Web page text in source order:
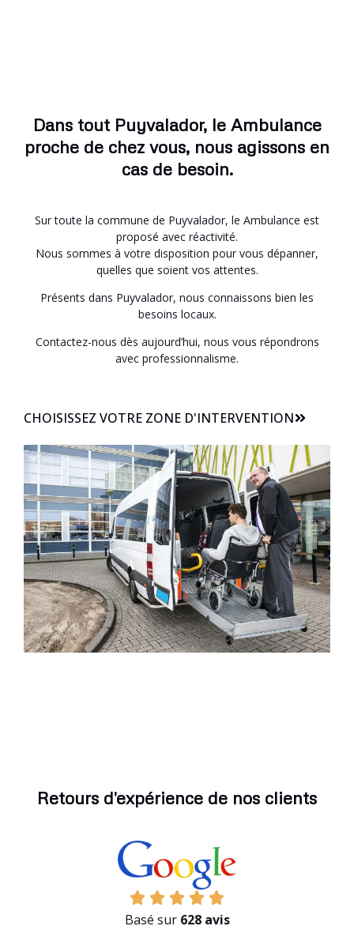
Dans tout Puyvalador, le Ambulance
proche de chez vous, nous agissons en
cas de besoin.
Sur toute la commune de Puyvalador, le Ambulance est
proposé avec réactivité.
Nous sommes à votre disposition pour vous dépanner,
quelles que soient vos attentes.
Présents dans Puyvalador, nous connaissons bien les
besoins locaux.
Contactez-nous dès aujourd’hui, nous vous répondrons
avec professionnalisme.
CHOISISSEZ VOTRE ZONE D'INTERVENTION
Retours d'expérience de nos clients
Basé sur 628 avis